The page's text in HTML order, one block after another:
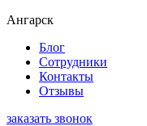
Ангарск
Блог
Сотрудники
Контакты
Отзывы
заказать звонок